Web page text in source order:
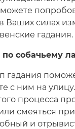
Ваших силах
гадания.
по собачьему
гадания
с ним на
процесса
смеяться
и